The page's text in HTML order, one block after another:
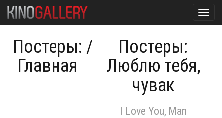
Постеры:
Главная
/
Постеры:
Люблю тебя,
чувак
I Love You, Man